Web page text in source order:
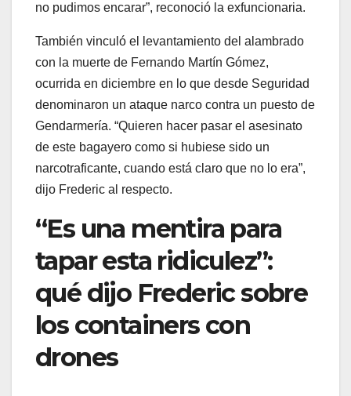
no pudimos encarar”, reconoció la exfuncionaria.
También vinculó el levantamiento del alambrado
con la muerte de Fernando Martín Gómez,
ocurrida en diciembre en lo que desde Seguridad
denominaron un ataque narco contra un puesto de
Gendarmería. “Quieren hacer pasar el asesinato
de este bagayero como si hubiese sido un
narcotraficante, cuando está claro que no lo era”,
dijo Frederic al respecto.
“Es una mentira para
tapar esta ridiculez”:
qué dijo Frederic sobre
los containers con
drones